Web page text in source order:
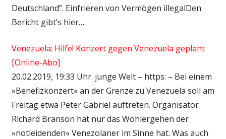
Deutschland”. Einfrieren von Vermögen illegalDen
Bericht gibt’s hier….
Venezuela: Hilfe! Konzert gegen Venezuela geplant
[Online-Abo]
20.02.2019, 19:33 Uhr. junge Welt – https: – Bei einem
»Benefizkonzert« an der Grenze zu Venezuela soll am
Freitag etwa Peter Gabriel auftreten. Organisator
Richard Branson hat nur das Wohlergehen der
»notleidenden« Venezolaner im Sinne hat. Was auch